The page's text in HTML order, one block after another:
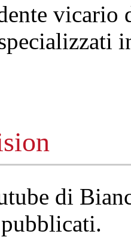
vicario
di